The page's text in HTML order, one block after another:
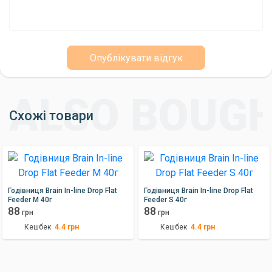
Опублікувати відгук
Схожі товари
Годівниця Brain In-line Drop Flat
Feeder M 40г
88 грн
Кешбек4.4 грн
Годівниця Brain In-line Drop Flat
Feeder S 40г
88 грн
Кешбек4.4 грн